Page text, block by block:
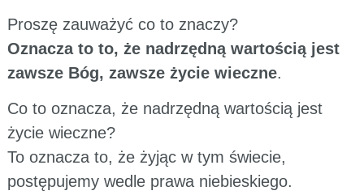
Proszę zauważyć co to znaczy?
Oznacza to to, że nadrzędną wartością jest
zawsze Bóg, zawsze życie wieczne.
Co to oznacza, że nadrzędną wartością jest
życie wieczne?
To oznacza to, że żyjąc w tym świecie,
postępujemy wedle prawa niebieskiego.